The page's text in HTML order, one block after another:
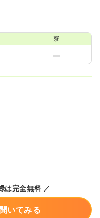
寮
は完全無料 ／
いてみる